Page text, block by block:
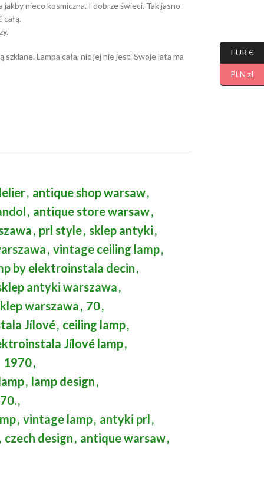
jakby nieco kosmiczna. I dobrze świeci. Tak jasno
Lampa cała, nic jej nie jest. Swoje lata ma
, antique shop warsaw,
, antique store warsaw,
, prl style, sklep antyki,
, vintage ceiling lamp,
by elektroinstala decin,
antyki warszawa,
warszawa, 70,
Jílové, ceiling lamp,
Jílové lamp,
1970,
, lamp design,
,
, vintage lamp, antyki prl,
, czech design, antique warsaw,
EUR €
PLN zł